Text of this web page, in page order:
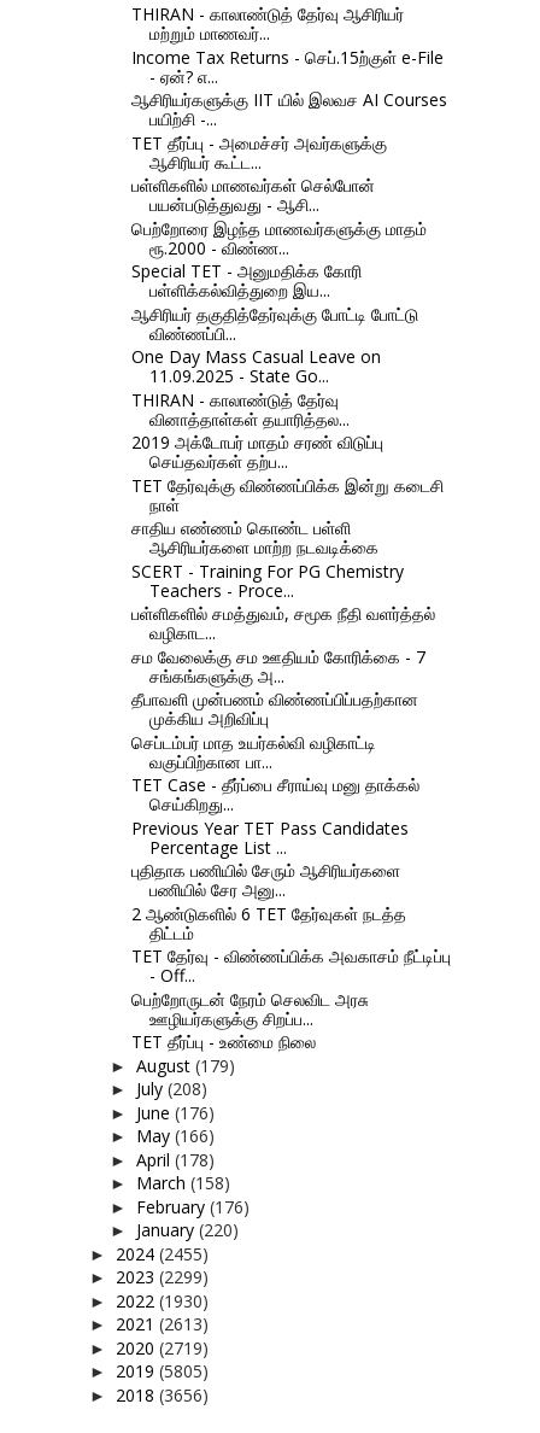
THIRAN - காலாண்டுத் தேர்வு ஆசிரியர்
மற்றும் மாணவர்...
Income Tax Returns - செப்.15ற்குள் e-File
- ஏன்? எ...
ஆசிரியர்களுக்கு IIT யில் இலவச AI Courses
பயிற்சி -...
TET தீர்ப்பு - அமைச்சர் அவர்களுக்கு
ஆசிரியர் கூட்ட...
பள்ளிகளில் மாணவர்கள் செல்போன்
பயன்படுத்துவது - ஆசி...
பெற்றோரை இழந்த மாணவர்களுக்கு மாதம்
ரூ.2000 - விண்ண...
Special TET - அனுமதிக்க கோரி
பள்ளிக்கல்வித்துறை இய...
ஆசிரியர் தகுதித்தேர்வுக்கு போட்டி போட்டு
விண்ணப்பி...
One Day Mass Casual Leave on
11.09.2025 - State Go...
THIRAN - காலாண்டுத் தேர்வு
வினாத்தாள்கள் தயாரித்தல...
2019 அக்டோபர் மாதம் சரண் விடுப்பு
செய்தவர்கள் தற்ப...
TET தேர்வுக்கு விண்ணப்பிக்க இன்று கடைசி
நாள்
சாதிய எண்ணம் கொண்ட பள்ளி
ஆசிரியர்களை மாற்ற நடவடிக்கை
SCERT - Training For PG Chemistry
Teachers - Proce...
பள்ளிகளில் சமத்துவம், சமூக நீதி வளர்த்தல்
வழிகாட...
சம வேலைக்கு சம ஊதியம் கோரிக்கை - 7
சங்கங்களுக்கு அ...
தீபாவளி முன்பணம் விண்ணப்பிப்பதற்கான
முக்கிய அறிவிப்பு
செப்டம்பர் மாத உயர்கல்வி வழிகாட்டி
வகுப்பிற்கான பா...
TET Case - தீர்ப்பை சீராய்வு மனு தாக்கல்
செய்கிறது...
Previous Year TET Pass Candidates
Percentage List ...
புதிதாக பணியில் சேரும் ஆசிரியர்களை
பணியில் சேர அனு...
2 ஆண்டுகளில் 6 TET தேர்வுகள் நடத்த
திட்டம்
TET தேர்வு - விண்ணப்பிக்க அவகாசம் நீட்டிப்பு
- Off...
பெற்றோருடன் நேரம் செலவிட அரசு
ஊழியர்களுக்கு சிறப்ப...
TET தீர்ப்பு - உண்மை நிலை
► August (179)
► July (208)
► June (176)
► May (166)
► April (178)
► March (158)
► February (176)
► January (220)
► 2024 (2455)
► 2023 (2299)
► 2022 (1930)
► 2021 (2613)
► 2020 (2719)
► 2019 (5805)
► 2018 (3656)